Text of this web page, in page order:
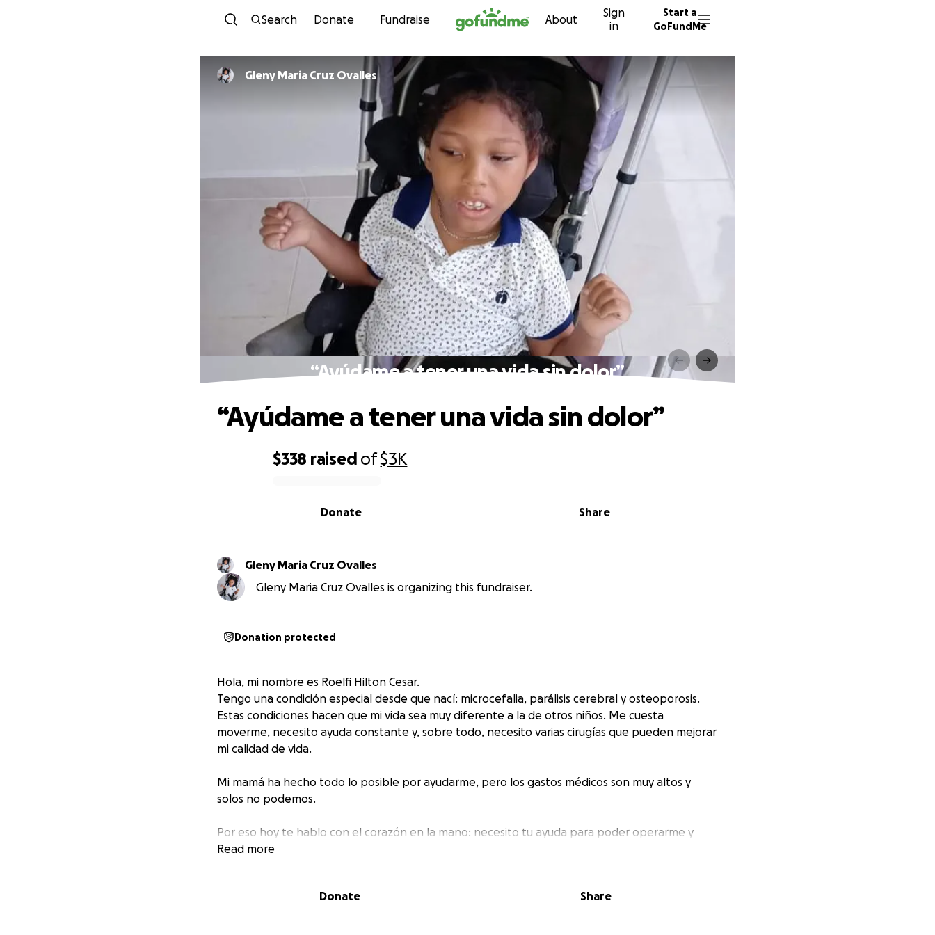
Skip to content
Search Donate Fundraise About
Sign
in
Start a
GoFundMe
Gleny Maria Cruz Ovalles
“Ayúdame a tener una vida sin dolor”
$338 raised of$3K
Share
Donate
“Ayúdame a tener una vida sin dolor”
Gleny Maria Cruz Ovalles
Gleny Maria Cruz Ovalles is organizing this fundraiser.
Donation protected
Hola, mi nombre es Roelfi Hilton Cesar.
Tengo una condición especial desde que nací: microcefalia, parálisis cerebral y osteoporosis.
Estas condiciones hacen que mi vida sea muy diferente a la de otros niños. Me cuesta
moverme, necesito ayuda constante y, sobre todo, necesito varias cirugías que pueden mejorar
mi calidad de vida.
Mi mamá ha hecho todo lo posible por ayudarme, pero los gastos médicos son muy altos y
solos no podemos.
Por eso hoy te hablo con el corazón en la mano: necesito tu ayuda para poder operarme y
tener una vida con menos dolor y más dignidad.
Cada aporte, por pequeño que sea, suma. Y si no puedes donar, compartir esta campaña ya es
Read more
Donate Share